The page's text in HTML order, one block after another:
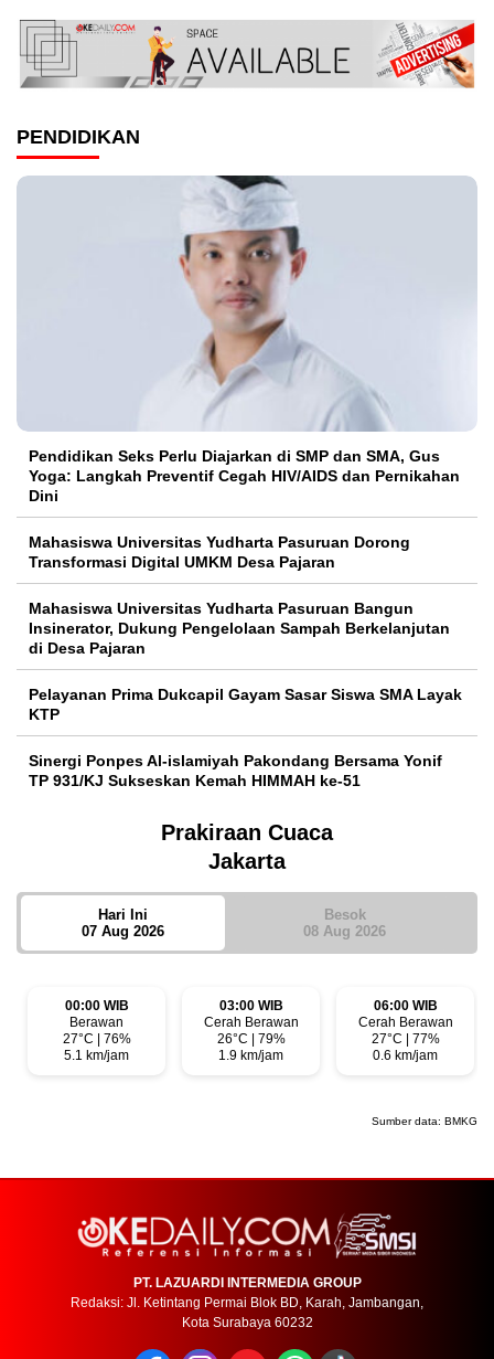
PENDIDIKAN
Pendidikan Seks Perlu Diajarkan di SMP dan SMA, Gus
Yoga: Langkah Preventif Cegah HIV/AIDS dan Pernikahan
Dini
Mahasiswa Universitas Yudharta Pasuruan Dorong
Transformasi Digital UMKM Desa Pajaran
Mahasiswa Universitas Yudharta Pasuruan Bangun
Insinerator, Dukung Pengelolaan Sampah Berkelanjutan
di Desa Pajaran
Pelayanan Prima Dukcapil Gayam Sasar Siswa SMA Layak
KTP
Sinergi Ponpes Al-islamiyah Pakondang Bersama Yonif
TP 931/KJ Sukseskan Kemah HIMMAH ke-51
Prakiraan Cuaca
Jakarta
Hari Ini
07 Aug 2026
Besok
08 Aug 2026
00:00 WIB
Berawan
27°C | 76%
5.1 km/jam
03:00 WIB
Cerah Berawan
26°C | 79%
1.9 km/jam
06:00 WIB
Cerah Berawan
27°C | 77%
0.6 km/jam
Sumber data: BMKG
PT. LAZUARDI INTERMEDIA GROUP
Redaksi: Jl. Ketintang Permai Blok BD, Karah, Jambangan,
Kota Surabaya 60232